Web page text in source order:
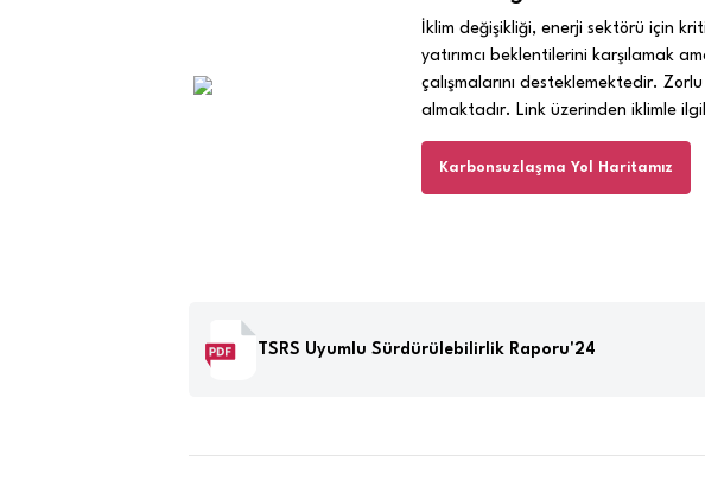
İklim değişikliği, enerji sektörü için
yatırımcı beklentilerini karşılamak
çalışmalarını desteklemektedir.
almaktadır. Link üzerinden iklimle
Karbonsuzlaşma Yol Haritamız
TSRS Uyumlu Sürdürülebilirlik Raporu'24